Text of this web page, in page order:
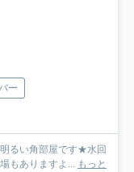
ー
るい角部屋です★水回
もありますよ... もっと